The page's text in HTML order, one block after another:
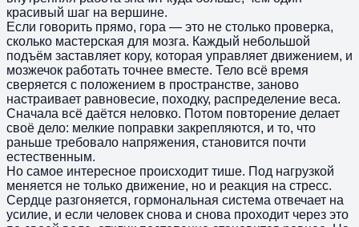
красивый шаг на вершине.
Если говорить прямо, гора — это не столько проверка,
сколько мастерская для мозга. Каждый небольшой
подъём заставляет кору, которая управляет движением, и
мозжечок работать точнее вместе. Тело всё время
сверяется с положением в пространстве, заново
настраивает равновесие, походку, распределение веса.
Сначала всё даётся неловко. Потом повторение делает
своё дело: мелкие поправки закрепляются, и то, что
раньше требовало напряжения, становится почти
естественным.
Но самое интересное происходит тише. Под нагрузкой
меняется не только движение, но и реакция на стресс.
Сердце разгоняется, гормональная система отвечает на
усилие, и если человек снова и снова проходит через это